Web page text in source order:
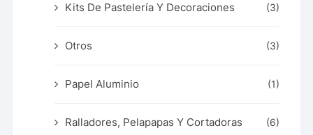
Kits De Pastelería Y Decoraciones (3)
Otros (3)
Papel Aluminio (1)
Ralladores, Pelapapas Y Cortadoras (6)